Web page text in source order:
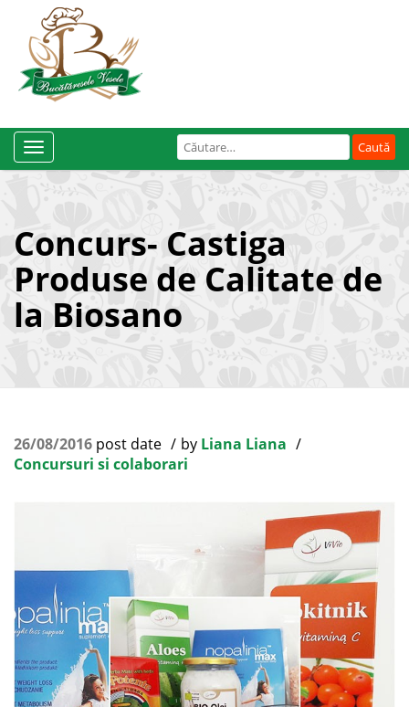
Caută
după:
Toggle
Navigation
Concurs- Castiga
Produse de Calitate de
la Biosano
26/08/2016 post date by Liana Liana
Concursuri si colaborari